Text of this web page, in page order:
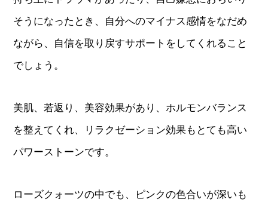
そうになったとき、自分へのマイナス感情をなだめ
ながら、自信を取り戻すサポートをしてくれること
でしょう。
美肌、若返り、美容効果があり、ホルモンバランス
を整えてくれ、リラクゼーション効果もとても高い
パワーストーンです。
ローズクォーツの中でも、ピンクの色合いが深いも